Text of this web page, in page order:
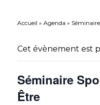
Accueil » Agenda »
Cet évènement est
Séminaire
Être